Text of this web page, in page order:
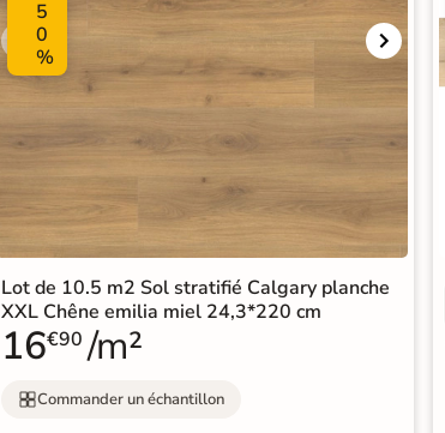
5
0
%
Lot de 10.5 m2 Sol stratifié Calgary planche
XXL Chêne emilia miel 24,3*220 cm
16€90 /m²
Commander un échantillon